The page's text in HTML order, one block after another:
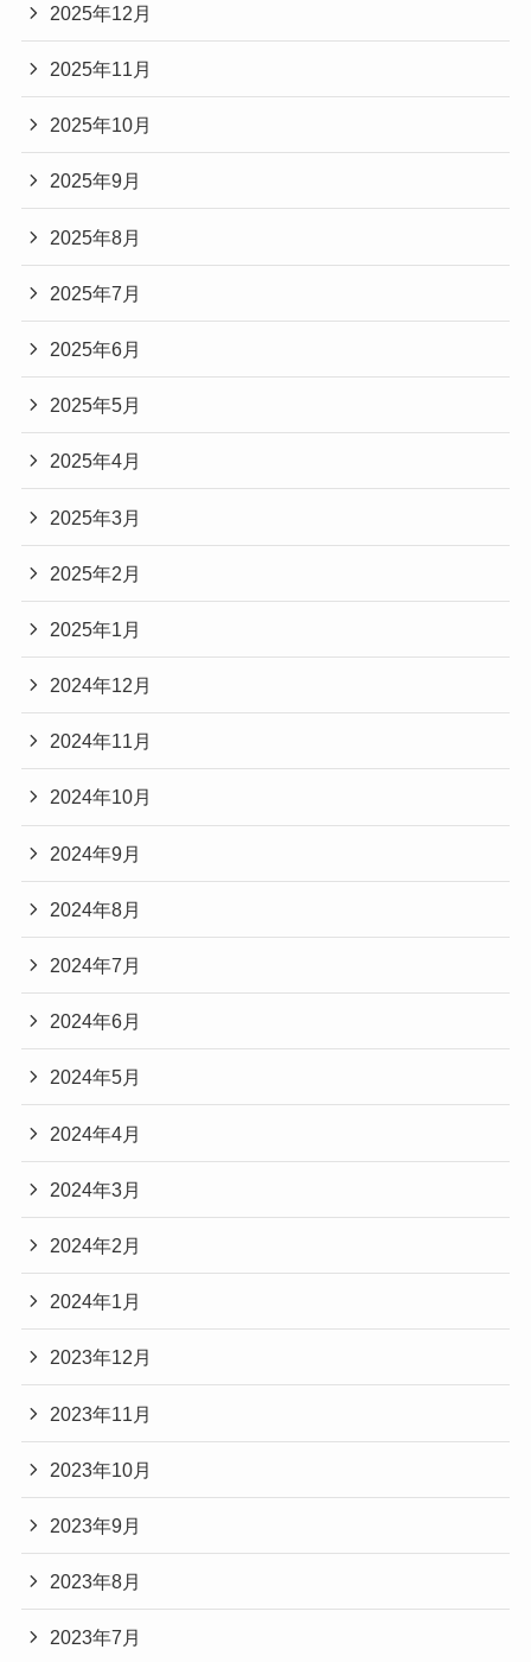
2025年12月
2025年11月
2025年10月
2025年9月
2025年8月
2025年7月
2025年6月
2025年5月
2025年4月
2025年3月
2025年2月
2025年1月
2024年12月
2024年11月
2024年10月
2024年9月
2024年8月
2024年7月
2024年6月
2024年5月
2024年4月
2024年3月
2024年2月
2024年1月
2023年12月
2023年11月
2023年10月
2023年9月
2023年8月
2023年7月